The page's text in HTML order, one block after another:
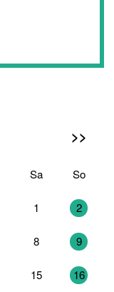
>>
Sa So
1 2
8 9
15 16